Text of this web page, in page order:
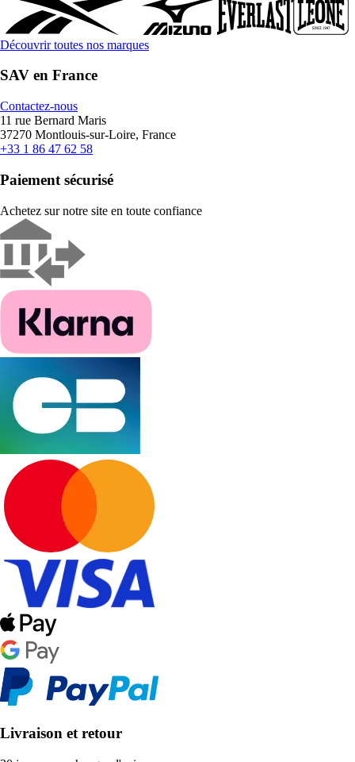
Découvrir toutes nos marques
SAV en France
Contactez-nous
11 rue Bernard Maris
37270 Montlouis-sur-Loire, France
+33 1 86 47 62 58
Paiement sécurisé
Achetez sur notre site en toute confiance
Livraison et retour